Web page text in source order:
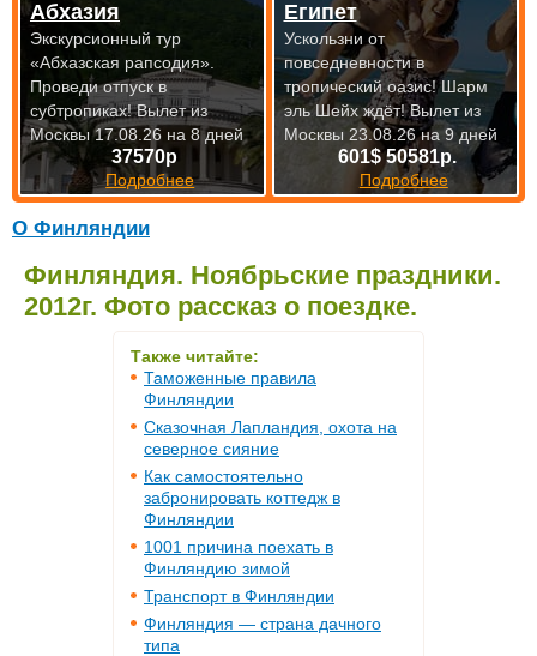
О Финляндии
Финляндия. Ноябрьские праздники.
2012г. Фото рассказ о поездке.
Также читайте:
Таможенные правила
Финляндии
Сказочная Лапландия, охота на
северное сияние
Как самостоятельно
забронировать коттедж в
Финляндии
1001 причина поехать в
Финляндию зимой
Транспорт в Финляндии
Финляндия — страна дачного
типа
37570р
Подробнее
Абхазия
Экскурсионный тур
«Абхазская рапсодия».
Проведи отпуск в
субтропиках!Вылет из
Москвы 17.08.26 на 8 дней
601$ 50581р.
Подробнее
Египет
Ускользни от
повседневности в
тропический оазис! Шарм
эль Шейх ждёт!Вылет из
Москвы 23.08.26 на 9 дней